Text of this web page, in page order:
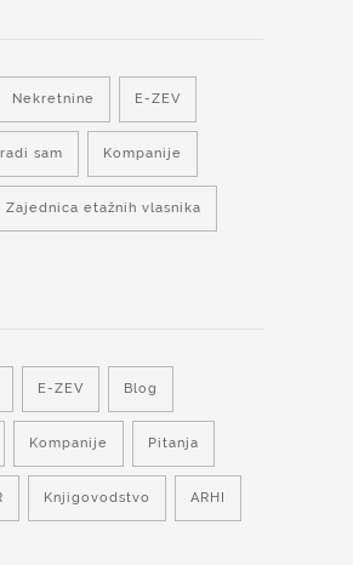
Nekretnine E-ZEV
sam Kompanije
Zajednica etažnih vlasnika
E-ZEV Blog
Kompanije Pitanja
Knjigovodstvo ARHI